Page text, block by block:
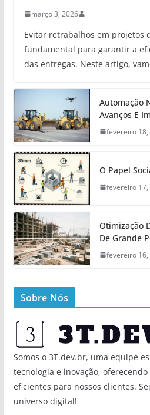
março 3, 2026
Evitar retrabalhos em projetos
fundamental para garantir a
das entregas. Neste artigo,
Automação
Avanços E
fevereiro 18,
O Papel
fevereiro 17,
Otimização
De Grande
fevereiro 16,
Sobre Nós
Somos o 3T.dev.br, uma equipe
tecnologia e inovação,
eficientes para nossos clientes.
universo digital!